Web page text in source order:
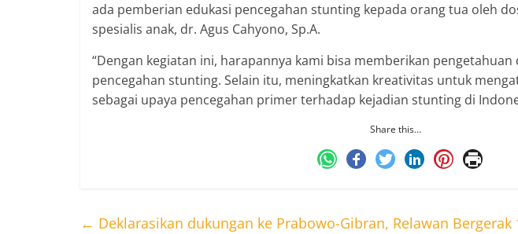
ada pemberian edukasi pencegahan stunting kepada orang tua oleh
spesialis anak, dr. Agus Cahyono, Sp.A.
“Dengan kegiatan ini, harapannya kami bisa memberikan
pencegahan stunting. Selain itu, meningkatkan kreativitas untuk
sebagai upaya pencegahan primer terhadap kejadian stunting di
Share this…
← Deklarasikan dukungan ke Prabowo-Gibran, Relawan Bergerak